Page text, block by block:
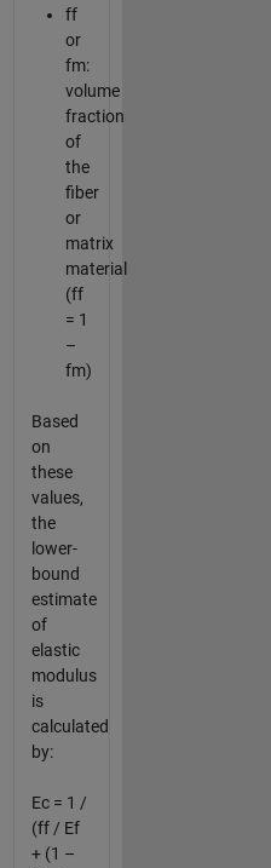
ff
or
fm:
volume
fraction
of
the
fiber
or
matrix
material
(ff
= 1
–
fm)
Based
on
these
values,
the
lower-
bound
estimate
of
elastic
modulus
is
calculated
by:
Ec = 1 /
(ff / Ef
+ (1 –